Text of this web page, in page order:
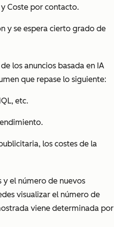
y Coste por contacto.
y se espera cierto grado de
los anuncios basada en IA
que repase lo siguiente:
etc.
los costes de la
y el número de nuevos
visualizar el número de
viene determinada por